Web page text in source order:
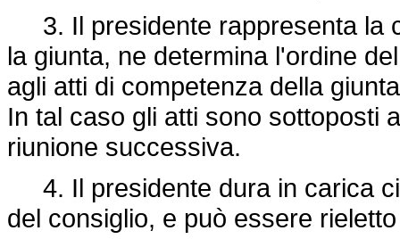
3. Il presidente rappresenta la
la giunta, ne determina l'ordine
agli atti di competenza della
In tal caso gli atti sono sottoposti
riunione successiva.
4. Il presidente dura in carica
del consiglio, e può essere